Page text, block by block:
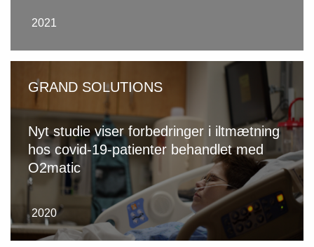
2021
GRAND SOLUTIONS
Nyt studie viser forbedringer i iltmætning
hos covid-19-patienter behandlet med
O2matic
2020